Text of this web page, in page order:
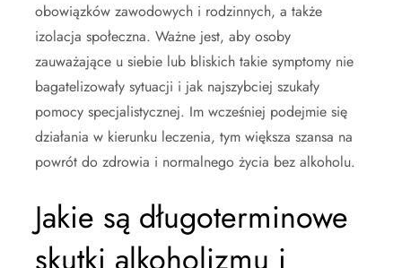
obowiązków zawodowych i rodzinnych, a także
izolacja społeczna. Ważne jest, aby osoby
zauważające u siebie lub bliskich takie symptomy nie
bagatelizowały sytuacji i jak najszybciej szukały
pomocy specjalistycznej. Im wcześniej podejmie się
działania w kierunku leczenia, tym większa szansa na
powrót do zdrowia i normalnego życia bez alkoholu.
Jakie są długoterminowe